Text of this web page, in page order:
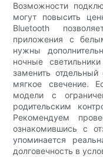
Возможности
могут повысить
Bluetooth
приложения с
нужны
ночные
заменить
мягкое свечение.
модели с
родительским
Рекомендуем
ознакомившись с
упоминается
долговечность в